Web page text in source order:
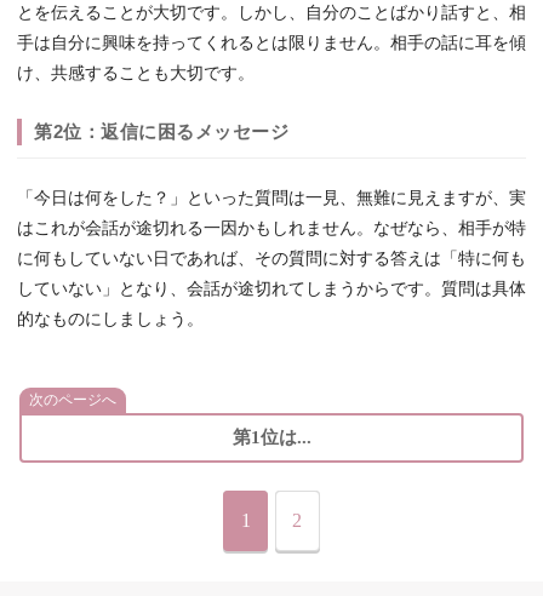
とを伝えることが大切です。しかし、自分のことばかり話すと、相
手は自分に興味を持ってくれるとは限りません。相手の話に耳を傾
け、共感することも大切です。
第2位：返信に困るメッセージ
「今日は何をした？」といった質問は一見、無難に見えますが、実
はこれが会話が途切れる一因かもしれません。なぜなら、相手が特
に何もしていない日であれば、その質問に対する答えは「特に何も
していない」となり、会話が途切れてしまうからです。質問は具体
的なものにしましょう。
次のページへ
第1位は...
1 2